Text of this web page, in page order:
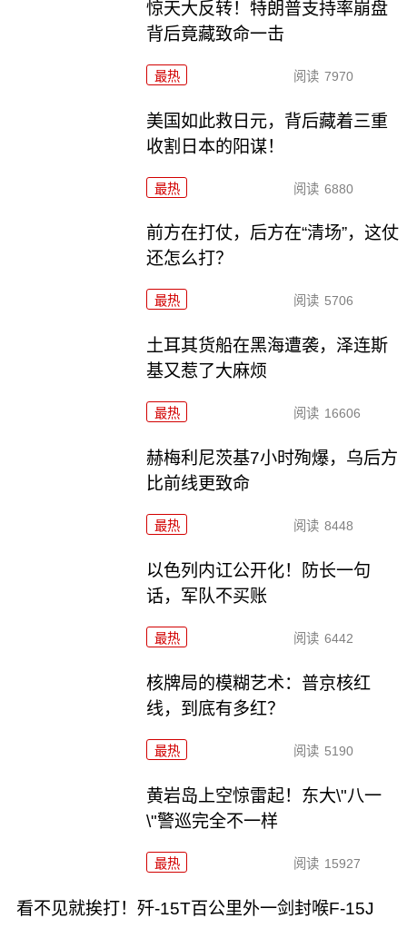
惊天大反转！特朗普支持率崩盘
背后竟藏致命一击
最热 阅读 7970
美国如此救日元，背后藏着三重
收割日本的阳谋！
最热 阅读 6880
前方在打仗，后方在“清场”，这仗
还怎么打？
最热 阅读 5706
土耳其货船在黑海遭袭，泽连斯
基又惹了大麻烦
最热 阅读 16606
赫梅利尼茨基7小时殉爆，乌后方
比前线更致命
最热 阅读 8448
以色列内讧公开化！防长一句
话，军队不买账
最热 阅读 6442
核牌局的模糊艺术：普京核红
线，到底有多红？
最热 阅读 5190
黄岩岛上空惊雷起！东大\"八一
\"警巡完全不一样
最热 阅读 15927
看不见就挨打！歼-15T百公里外一剑封喉F-15J